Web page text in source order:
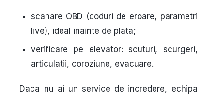
scanare OBD (coduri de eroare, parametri
live), ideal inainte de plata;
verificare pe elevator: scuturi, scurgeri,
articulatii, coroziune, evacuare.
Daca nu ai un service de incredere, echipa